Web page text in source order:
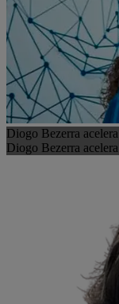
Diogo Bezerra
Diogo Bezerra